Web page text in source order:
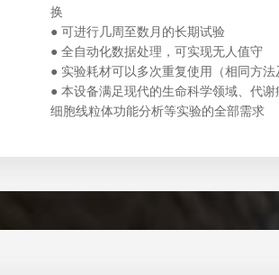
换
● 可进行几周至数月的长期试验
● 全自动化数据处理，可实现无人值守
● 实验耗材可以多次重复使用（相同方
● 本设备满足现代的生命科学领域、代
细胞线粒体功能分析等实验的全部需求